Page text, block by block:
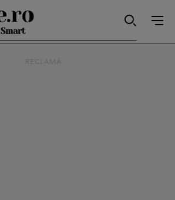
Autentică
RECLAMĂ